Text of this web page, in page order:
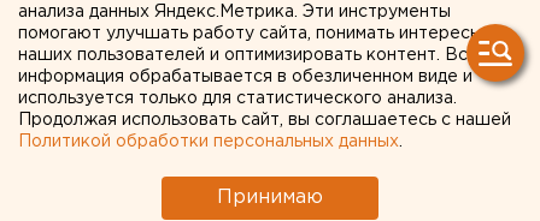
В 10.00 администрации Екатеринбурга (пр.
В 10.00 администрации Екатеринбурга (пр. Ленина,
24а, ауд. 459) состоится заседание комиссии по
местному самоуправлению, культурной и
информационной политике и связям с
общественностью. В повестке вопросы: о
анализа данных Яндекс.Метрика. Эти инструменты
помогают улучшать работу сайта, понимать интересы
наших пользователей и оптимизировать контент. Вся
информация обрабатывается в обезличенном виде и
используется только для статистического анализа.
Продолжая использовать сайт, вы соглашаетесь с нашей
Политикой обработки персональных данных
Принимаю